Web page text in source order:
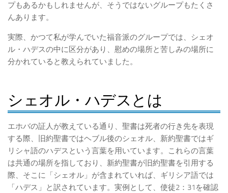
プもあるかもしれませんが、そうではないグループもたくさ
んあります。
実際、かつて私が学んでいた福音派のグループでは、シェオ
ル・ハデスの中に区分があり、慰めの場所と苦しみの場所に
分かれていると教えられていました。
シェオル・ハデスとは
エホバの証人が教えている通り、聖書は死者の行き先を表現
する際、旧約聖書ではヘブル後のシェオル、新約聖書ではギ
リシャ語のハデスという言葉を用いています。これらの言葉
は共通の場所を指しており、新約聖書が旧約聖書を引用する
際、そこに「シェオル」が含まれていれば、ギリシア語では
「ハデス」と訳されています。実例として、使徒2：31を確認